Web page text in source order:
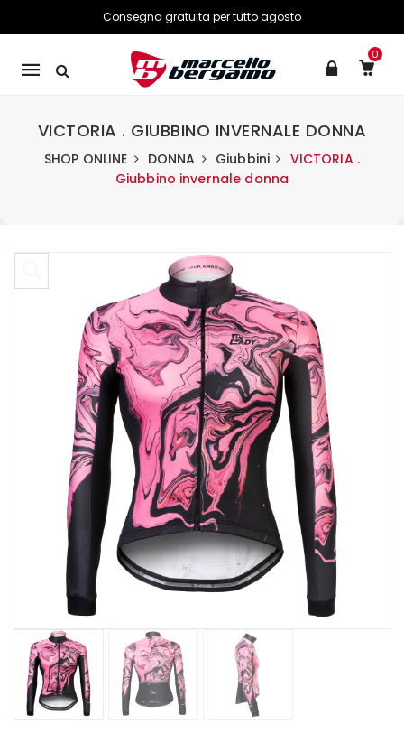
Consegna gratuita per tutto agosto
Mobile
0
VICTORIA . GIUBBINO INVERNALE DONNA
SHOP ONLINE DONNA Giubbini
VICTORIA .
Giubbino invernale donna